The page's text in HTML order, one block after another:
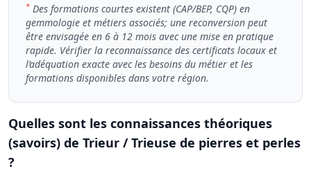
* Des formations courtes existent (CAP/BEP, CQP) en
gemmologie et métiers associés; une reconversion peut
être envisagée en 6 à 12 mois avec une mise en pratique
rapide. Vérifier la reconnaissance des certificats locaux et
l’adéquation exacte avec les besoins du métier et les
formations disponibles dans votre région.
Quelles sont les connaissances théoriques
(savoirs) de Trieur / Trieuse de pierres et perles
?